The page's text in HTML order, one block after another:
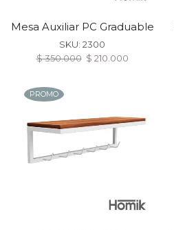
Mesa Auxiliar PC Graduable
SKU: 2300
$350.000 $ 210.000
PROMO